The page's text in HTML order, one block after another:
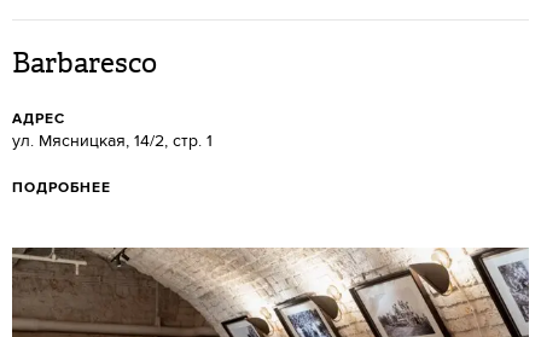
Barbaresco
АДРЕС
ул. Мясницкая, 14/2, стр. 1
ПОДРОБНЕЕ